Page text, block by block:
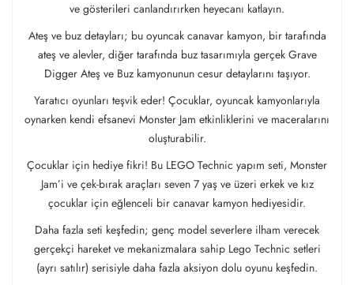
ve gösterileri canlandırırken heyecanı katlayın.
Ateş ve buz detayları; bu oyuncak canavar kamyon, bir tarafında
ateş ve alevler, diğer tarafında buz tasarımıyla gerçek Grave
Digger Ateş ve Buz kamyonunun cesur detaylarını taşıyor.
Yaratıcı oyunları teşvik eder! Çocuklar, oyuncak kamyonlarıyla
oynarken kendi efsanevi Monster Jam etkinliklerini ve maceralarını
oluşturabilir.
Çocuklar için hediye fikri! Bu LEGO Technic yapım seti, Monster
Jam’i ve çek-bırak araçları seven 7 yaş ve üzeri erkek ve kız
çocuklar için eğlenceli bir canavar kamyon hediyesidir.
Daha fazla seti keşfedin; genç model severlere ilham verecek
gerçekçi hareket ve mekanizmalara sahip Lego Technic setleri
(ayrı satılır) serisiyle daha fazla aksiyon dolu oyunu keşfedin.